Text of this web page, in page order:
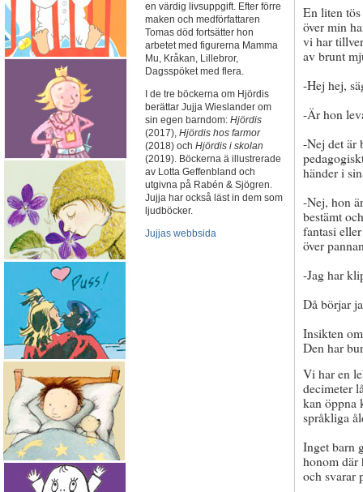
en värdig livsuppgift. Efter förre
maken och medförfattaren
Tomas död fortsätter hon
arbetet med figurerna Mamma
Mu, Kråkan, Lillebror,
Dagsspöket med flera.
I de tre böckerna om Hjördis
berättar Jujja Wieslander om
sin egen barndom: Hjördis
(2017), Hjördis hos farmor
(2018) och Hjördis i skolan
(2019). Böckerna ä illustrerade
av Lotta Geffenbland och
utgivna på Rabén & Sjögren.
Jujja har också läst in dem som
ljudböcker.
Jujjas webbsida
En liten
över min
vi har
av brunt
-Hej hej,
-Är hon
-Nej det är
händer i
-Nej, hon
bestämt
fantasi
över
-Jag har
Då börjar
Insikten
Den har
Vi har en
decimeter
kan öppna
språkliga
Inget barn
honom där
och svarar